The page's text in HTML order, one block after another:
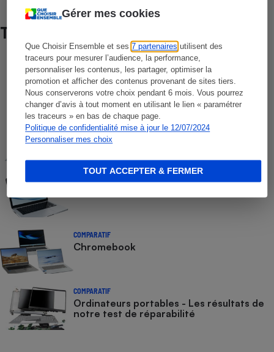
Gérer mes cookies
Que Choisir Ensemble et ses7 partenaires utilisent des
traceurs pour mesurer l’audience, la performance,
personnaliser les contenus, les partager, optimiser la
promotion et afficher des contenus provenant de sites tiers.
Nous conserverons votre choix pendant 6 mois. Vous pourrez
changer d’avis à tout moment en utilisant le lien « paramétrer
les traceurs » en bas de chaque page.
Politique de confidentialité mise à jour le 12/07/2024
Personnaliser mes choix
TOUT ACCEPTER & FERMER
Test
COMPARATIF
Ultrabooks
COMPARATIF
Antivirus
COMPARATIF
Chromebook
COMPARATIF
Ordinateurs portables - Les résultats de
notre test de réparabilité